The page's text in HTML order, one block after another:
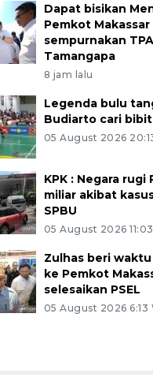
Dapat bisikan
Pemkot Makassar
sempurnakan TPA
Tamangapa
8 jam lalu
Legenda bulu
Budiarto cari bibit
05 August 2026
KPK : Negara rugi
miliar akibat
SPBU
05 August 2026
Zulhas beri
ke Pemkot
selesaikan PSEL
05 August 2026 6:13